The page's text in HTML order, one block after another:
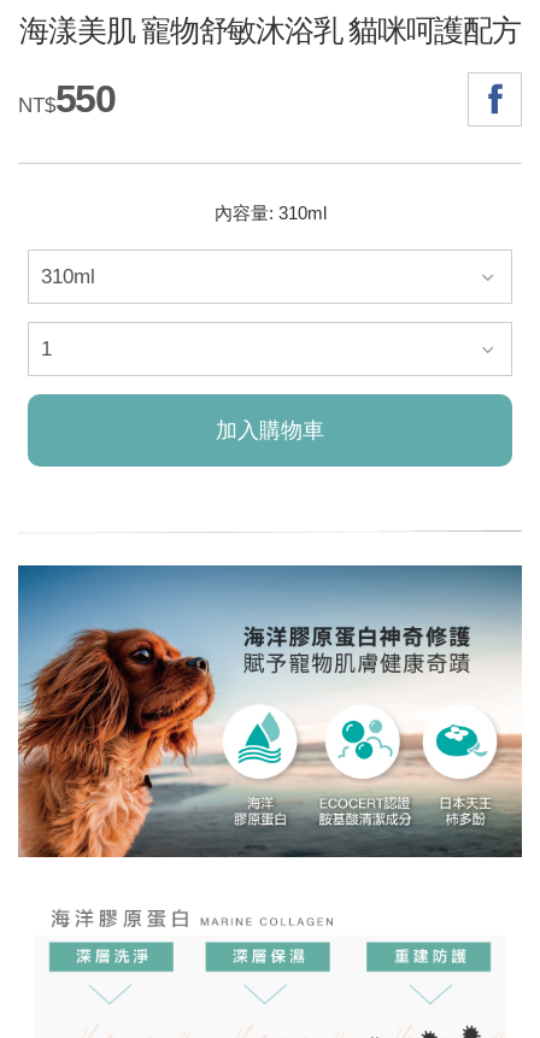
海漾美肌 寵物舒敏沐浴乳 貓咪呵護配方
NT$550
內容量: 310ml
加入購物車